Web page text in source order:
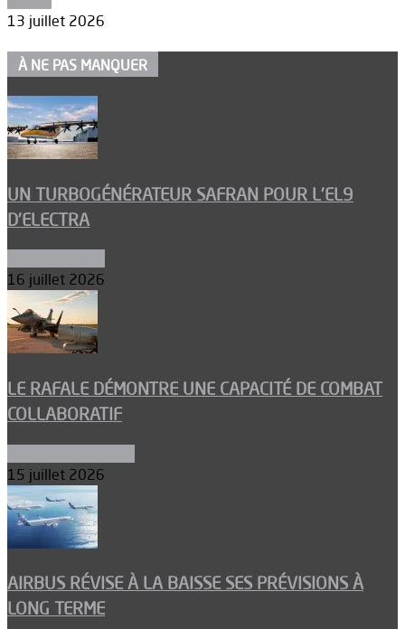
13 juillet 2026
À NE PAS MANQUER
UN TURBOGÉNÉRATEUR SAFRAN POUR L’EL9
D’ELECTRA
16 juillet 2026
LE RAFALE DÉMONTRE UNE CAPACITÉ DE COMBAT
COLLABORATIF
15 juillet 2026
AIRBUS RÉVISE À LA BAISSE SES PRÉVISIONS À
LONG TERME